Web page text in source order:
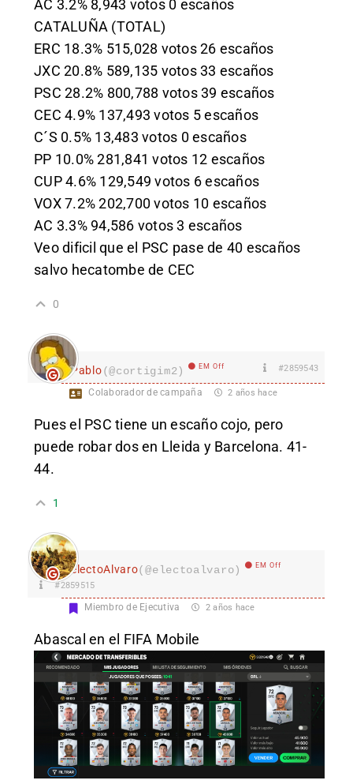
AC 3.2% 8,943 votos 0 escaños
CATALUÑA (TOTAL)
ERC 18.3% 515,028 votos 26 escaños
JXC 20.8% 589,135 votos 33 escaños
PSC 28.2% 800,788 votos 39 escaños
CEC 4.9% 137,493 votos 5 escaños
C´S 0.5% 13,483 votos 0 escaños
PP 10.0% 281,841 votos 12 escaños
CUP 4.6% 129,549 votos 6 escaños
VOX 7.2% 202,700 votos 10 escaños
AC 3.3% 94,586 votos 3 escaños
Veo dificil que el PSC pase de 40 escaños
salvo hecatombe de CEC
0
Pablo(@cortigim2) EM Off #2859543
Colaborador de campaña 2 años hace
Pues el PSC tiene un escaño cojo, pero
puede robar dos en Lleida y Barcelona. 41-
44.
1
electoAlvaro(@electoalvaro) EM Off
#2859515
Miembro de Ejecutiva 2 años hace
Abascal en el FIFA Mobile